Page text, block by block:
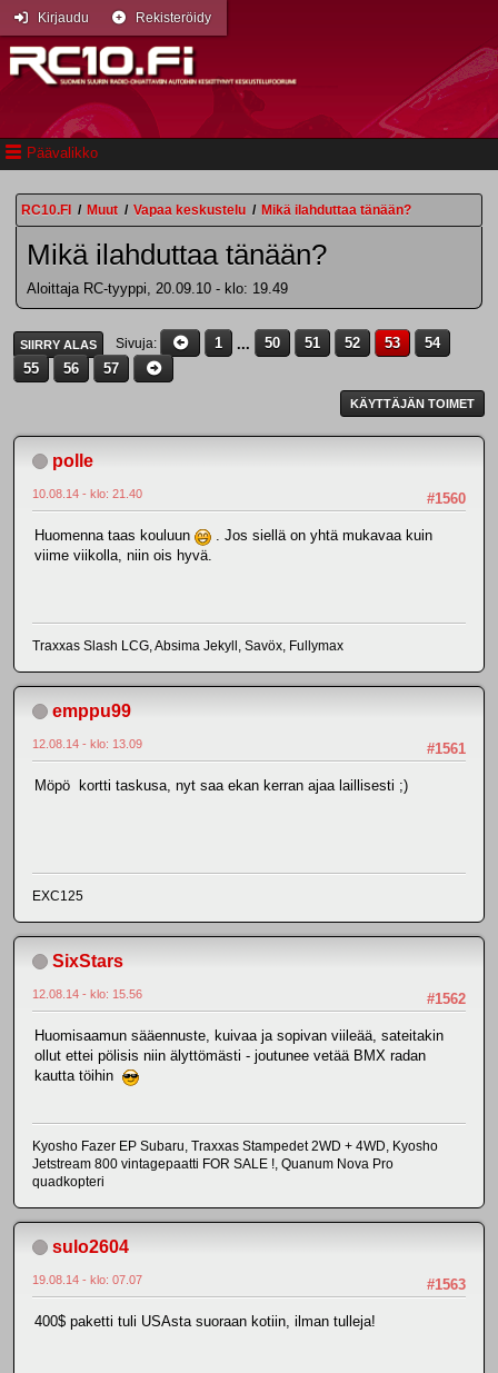
Päävalikko
Kirjaudu Rekisteröidy
RC10.FI / Muut / Vapaa keskustelu / Mikä ilahduttaa tänään?
Mikä ilahduttaa tänään?
Aloittaja RC-tyyppi, 20.09.10 - klo: 19.49
SIIRRY ALAS Sivuja 1 ... 50 51 52 53
54
55
56 57
KÄYTTÄJÄN TOIMET
polle
#1560
10.08.14 - klo: 21.40
Huomenna taas kouluun
. Jos siellä on yhtä mukavaa kuin
viime viikolla, niin ois hyvä.
Traxxas Slash LCG, Absima Jekyll, Savöx, Fullymax
emppu99
#1561
12.08.14 - klo: 13.09
Möpö kortti taskusa, nyt saa ekan kerran ajaa laillisesti ;)
EXC125
SixStars
#1562
12.08.14 - klo: 15.56
Huomisaamun sääennuste, kuivaa ja sopivan viileää, sateitakin
ollut ettei pölisis niin älyttömästi - joutunee vetää BMX radan
kautta töihin
Kyosho Fazer EP Subaru, Traxxas Stampedet 2WD + 4WD, Kyosho
Jetstream 800 vintagepaatti FOR SALE !, Quanum Nova Pro
quadkopteri
sulo2604
#1563
19.08.14 - klo: 07.07
400$ paketti tuli USAsta suoraan kotiin, ilman tulleja!